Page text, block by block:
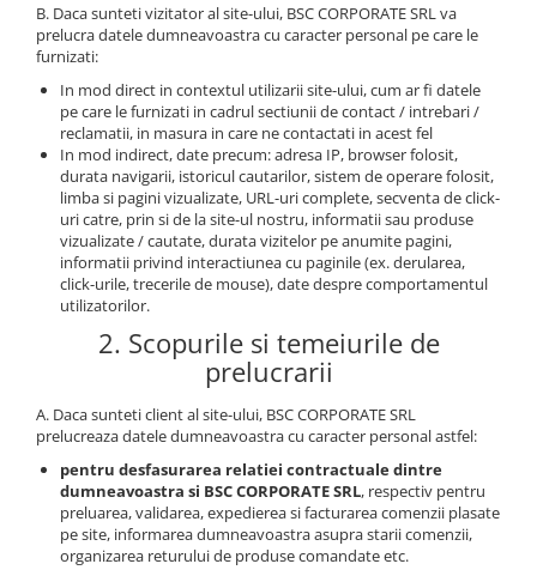
B. Daca sunteti vizitator al site-ului, BSC CORPORATE SRL va
prelucra datele dumneavoastra cu caracter personal pe care le
furnizati:
In mod direct in contextul utilizarii site-ului, cum ar fi datele
pe care le furnizati in cadrul sectiunii de contact / intrebari /
reclamatii, in masura in care ne contactati in acest fel
In mod indirect, date precum: adresa IP, browser folosit,
durata navigarii, istoricul cautarilor, sistem de operare folosit,
limba si pagini vizualizate, URL-uri complete, secventa de click-
uri catre, prin si de la site-ul nostru, informatii sau produse
vizualizate / cautate, durata vizitelor pe anumite pagini,
informatii privind interactiunea cu paginile (ex. derularea,
click-urile, trecerile de mouse), date despre comportamentul
utilizatorilor.
2. Scopurile si temeiurile de
prelucrarii
A. Daca sunteti client al site-ului, BSC CORPORATE SRL
prelucreaza datele dumneavoastra cu caracter personal astfel:
pentru desfasurarea relatiei contractuale dintre
dumneavoastra si BSC CORPORATE SRL, respectiv pentru
preluarea, validarea, expedierea si facturarea comenzii plasate
pe site, informarea dumneavoastra asupra starii comenzii,
organizarea returului de produse comandate etc.